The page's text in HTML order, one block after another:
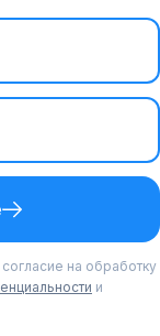
на обработку
и